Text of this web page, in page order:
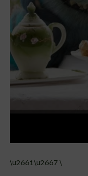
\u2661\u2667 \